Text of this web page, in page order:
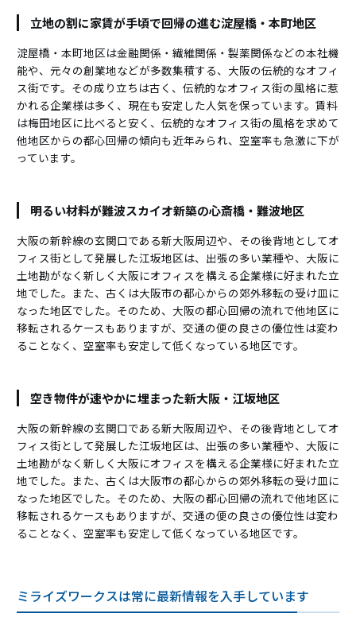
立地の割に家賃が手頃で回帰の進む淀屋橋・本町地区
淀屋橋・本町地区は金融関係・繊維関係・製薬関係などの本社機
能や、元々の創業地などが多数集積する、大阪の伝統的なオフィ
ス街です。その成り立ちは古く、伝統的なオフィス街の風格に惹
かれる企業様は多く、現在も安定した人気を保っています。賃料
は梅田地区に比べると安く、伝統的なオフィス街の風格を求めて
他地区からの都心回帰の傾向も近年みられ、空室率も急激に下が
っています。
明るい材料が難波スカイオ新築の心斎橋・難波地区
大阪の新幹線の玄関口である新大阪周辺や、その後背地としてオ
フィス街として発展した江坂地区は、出張の多い業種や、大阪に
土地勘がなく新しく大阪にオフィスを構える企業様に好まれた立
地でした。また、古くは大阪市の都心からの郊外移転の受け皿に
なった地区でした。そのため、大阪の都心回帰の流れで他地区に
移転されるケースもありますが、交通の便の良さの優位性は変わ
ることなく、空室率も安定して低くなっている地区です。
空き物件が速やかに埋まった新大阪・江坂地区
大阪の新幹線の玄関口である新大阪周辺や、その後背地としてオ
フィス街として発展した江坂地区は、出張の多い業種や、大阪に
土地勘がなく新しく大阪にオフィスを構える企業様に好まれた立
地でした。また、古くは大阪市の都心からの郊外移転の受け皿に
なった地区でした。そのため、大阪の都心回帰の流れで他地区に
移転されるケースもありますが、交通の便の良さの優位性は変わ
ることなく、空室率も安定して低くなっている地区です。
ミライズワークスは常に最新情報を入手しています